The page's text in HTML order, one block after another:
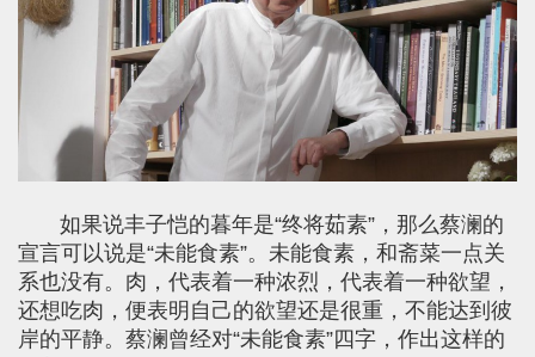
如果说丰子恺的暮年是“终将茹素”，那么蔡澜的
宣言可以说是“未能食素”。未能食素，和斋菜一点关
系也没有。肉，代表着一种浓烈，代表着一种欲望，
还想吃肉，便表明自己的欲望还是很重，不能达到彼
岸的平静。蔡澜曾经对“未能食素”四字，作出这样的